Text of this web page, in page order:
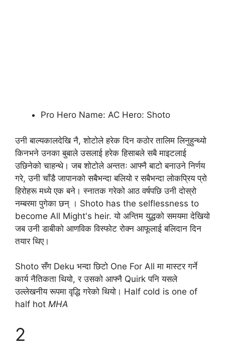
Pro Hero Name: AC Hero: Shoto
उनी बाल्यकालदेखि नै, शोटोले हरेक दिन कठोर तालिम लिनुहुन्थ्यो
किनभने उनका बुबाले उसलाई हरेक हिसाबले सबै माइटलाई
उछिनेको चाहन्थे। जब शोटोले अन्ततः आफ्नै बाटो बनाउने निर्णय
गरे, उनी चाँडै जापानको सबैभन्दा बलियो र सबैभन्दा लोकप्रिय प्रो
हिरोहरू मध्ये एक बने। स्नातक गरेको आठ वर्षपछि उनी दोस्रो
नम्बरमा पुगेका छन् । Shoto has the selflessness to
become All Might's heir. यो अन्तिम युद्धको समयमा देखियो
जब उनी डाबीको आणविक विस्फोट रोक्न आफूलाई बलिदान दिन
तयार थिए।
Shoto सँग Deku भन्दा छिटो One For All मा मास्टर गर्ने
कार्य नैतिकता थियो, र उसको आफ्नै Quirk पनि यसले
उल्लेखनीय रूपमा वृद्धि गरेको थियो। Half cold is one of
half hot MHA
2